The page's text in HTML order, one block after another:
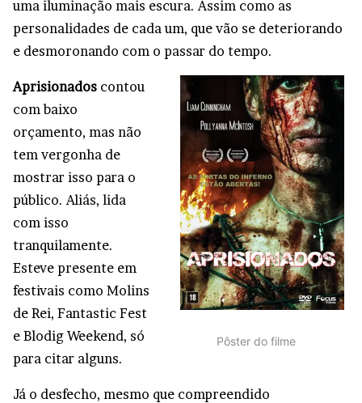
uma iluminação mais escura. Assim como as
personalidades de cada um, que vão se deteriorando
e desmoronando com o passar do tempo.
Pôster do filme
Aprisionados contou
com baixo
orçamento, mas não
tem vergonha de
mostrar isso para o
público. Aliás, lida
com isso
tranquilamente.
Esteve presente em
festivais como Molins
de Rei, Fantastic Fest
e Blodig Weekend, só
para citar alguns.
Já o desfecho, mesmo que compreendido